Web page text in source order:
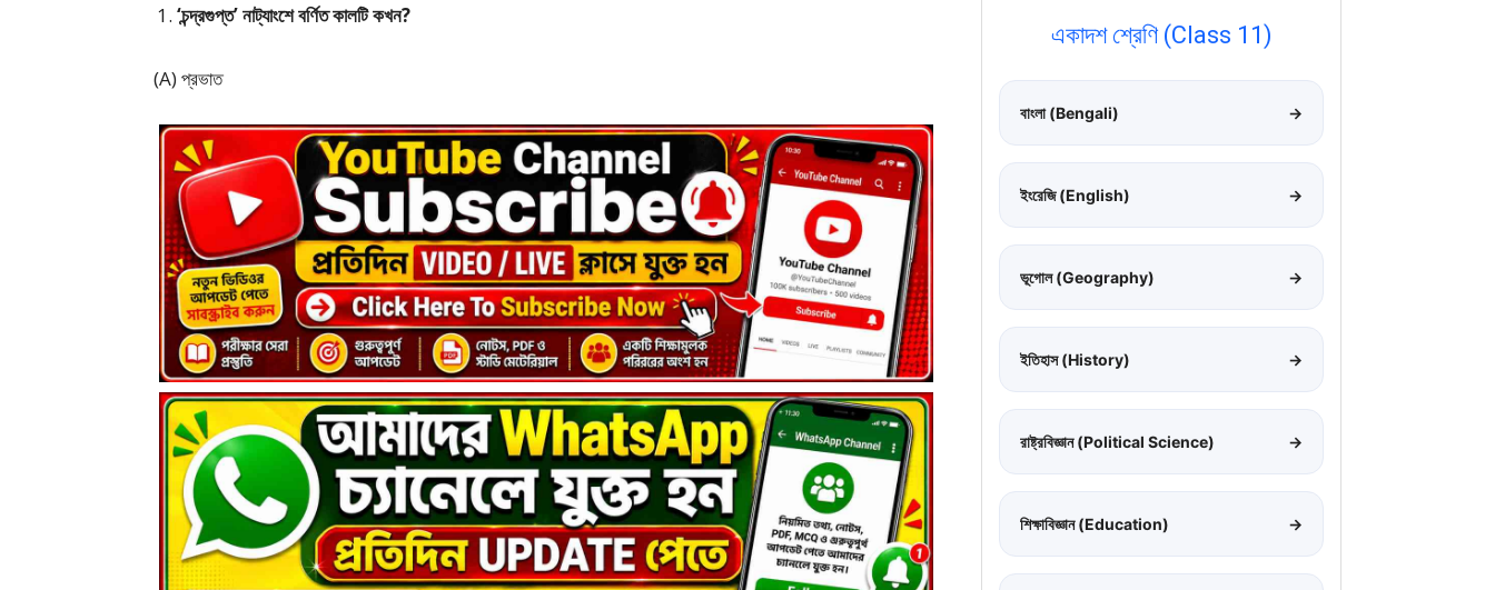
‘চন্দ্রগুপ্ত’ নাট্যাংশে বর্ণিত কালটি কখন?
(A) প্রভাত
একাদশ শ্রেণি (Class 11)
বাংলা (Bengali) →
ইংরেজি (English) →
ভূগোল (Geography) →
ইতিহাস (History) →
রাষ্ট্রবিজ্ঞান (Political Science) →
শিক্ষাবিজ্ঞান (Education) →